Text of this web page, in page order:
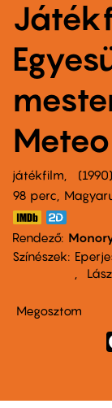
Meteo
játékfilm
1990
98 perc,
Rendező
Színészek
Megosztom